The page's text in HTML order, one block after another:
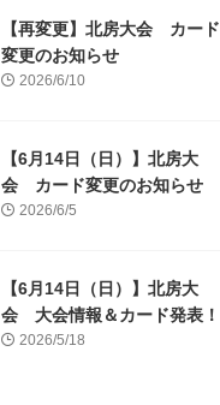
【再変更】北房大会 カード
変更のお知らせ
2026/6/10
【6月14日（日）】北房大
会 カード変更のお知らせ
2026/6/5
【6月14日（日）】北房大
会 大会情報＆カード発表！
2026/5/18